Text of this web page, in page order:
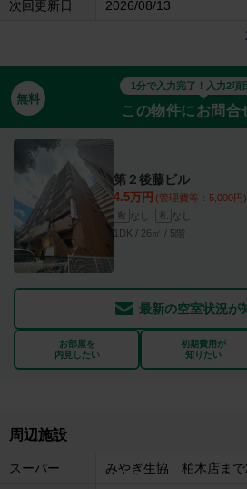
次回更新日 2026/08/13
無料
1分で入力完了！入力2項
この物件にお問合
第２後藤ビル
4.5万円 (管理費等：5,000円)
敷 なし 礼 なし
1DK / 26㎡ / 5階
最新の空室状況が
お部屋を
内見したい
初期費用が
知りたい
周辺施設
スーパー みやぎ生協 柏木店まで